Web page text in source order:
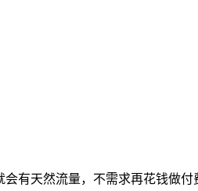
有天然流量，不需求再花钱做